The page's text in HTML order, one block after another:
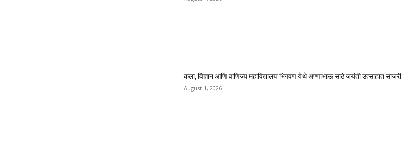
कला, विज्ञान आणि वाणिज्य महाविद्यालय भिगवण येथे अण्णाभाऊ साठे जयंती उत्साहात साजरी
August 1, 2026